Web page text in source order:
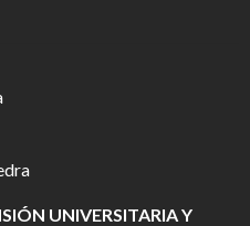
UNIVERSITARIA Y